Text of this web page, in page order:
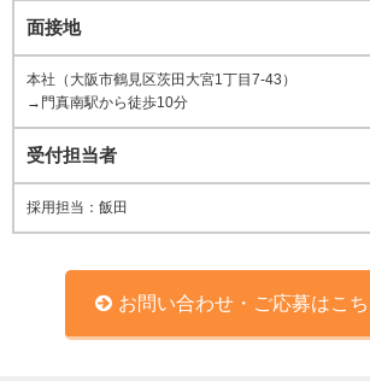
面接地
本社（大阪市鶴見区茨田大宮1丁目7-43）
→門真南駅から徒歩10分
受付担当者
採用担当：飯田
お問い合わせ・ご応募はこち